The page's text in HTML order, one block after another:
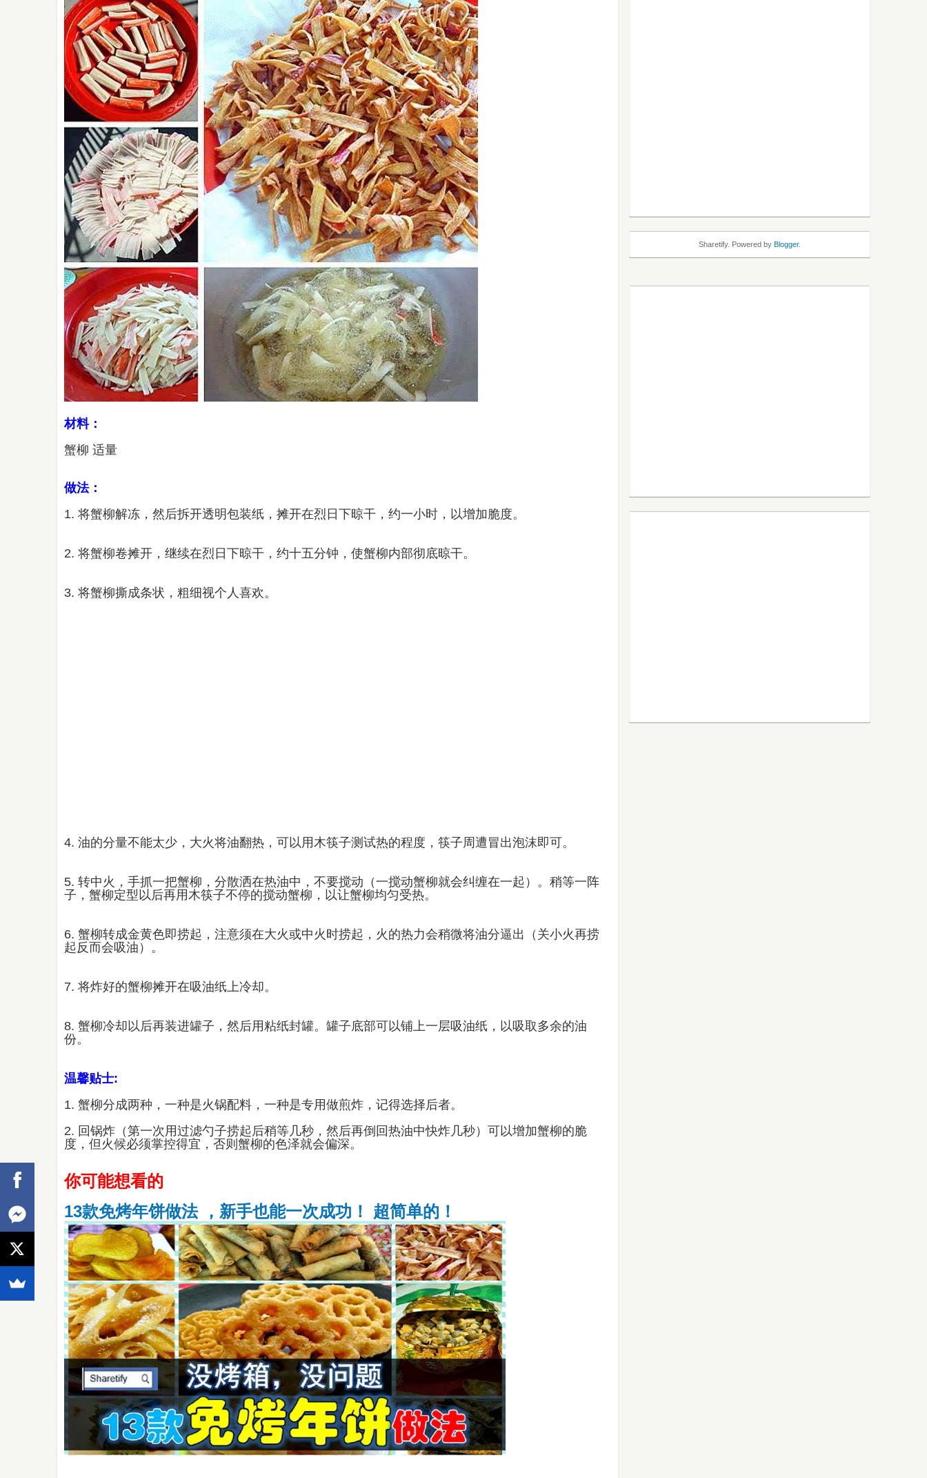
材料：
蟹柳 适量
做法：
1. 将蟹柳解冻，然后拆开透明包装纸，摊开在烈日下晾干，约一小时，以增加脆度。
2. 将蟹柳卷摊开，继续在烈日下晾干，约十五分钟，使蟹柳内部彻底晾干。
3. 将蟹柳撕成条状，粗细视个人喜欢。
4. 油的分量不能太少，大火将油翻热，可以用木筷子测试热的程度，筷子周遭冒出泡沫即可。
5. 转中火，手抓一把蟹柳，分散洒在热油中，不要搅动（一搅动蟹柳就会纠缠在一起）。稍等一阵
子，蟹柳定型以后再用木筷子不停的搅动蟹柳，以让蟹柳均匀受热。
6. 蟹柳转成金黄色即捞起，注意须在大火或中火时捞起，火的热力会稍微将油分逼出（关小火再捞
起反而会吸油）。
7. 将炸好的蟹柳摊开在吸油纸上冷却。
8. 蟹柳冷却以后再装进罐子，然后用粘纸封罐。罐子底部可以铺上一层吸油纸，以吸取多余的油
份。
温馨贴士:
1. 蟹柳分成两种，一种是火锅配料，一种是专用做煎炸，记得选择后者。
2. 回锅炸（第一次用过滤勺子捞起后稍等几秒，然后再倒回热油中快炸几秒）可以增加蟹柳的脆
度，但火候必须掌控得宜，否则蟹柳的色泽就会偏深。
你可能想看的
13款免烤年饼做法 ，新手也能一次成功！ 超简单的！
Sharetify. Powered by Blogger.